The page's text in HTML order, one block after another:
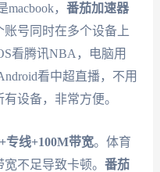
， 番茄加速器
号同时在多个设备上
看腾讯NBA，电脑用
看中超直播，不用
设备，非常方便。
专线+100M带宽。体育
不足导致卡顿。 番茄